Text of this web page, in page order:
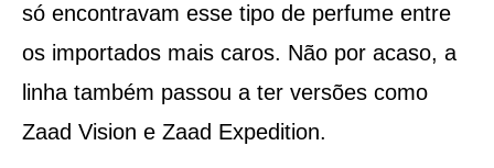
só encontravam esse tipo de perfume entre
os importados mais caros. Não por acaso, a
linha também passou a ter versões como
Zaad Vision e Zaad Expedition.